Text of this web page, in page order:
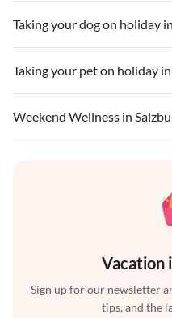
Taking your dog on holiday
Taking your pet on holiday
Weekend Wellness in
Vacation
Sign up for our newsletter
tips, and the